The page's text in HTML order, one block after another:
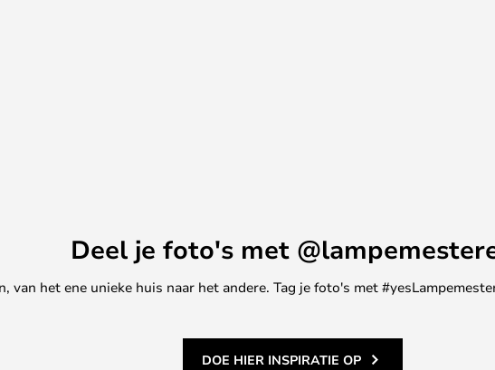
Deel je foto's met
van het ene unieke huis naar het andere. Tag je foto's met
DOE HIER INSPIRATIE OP